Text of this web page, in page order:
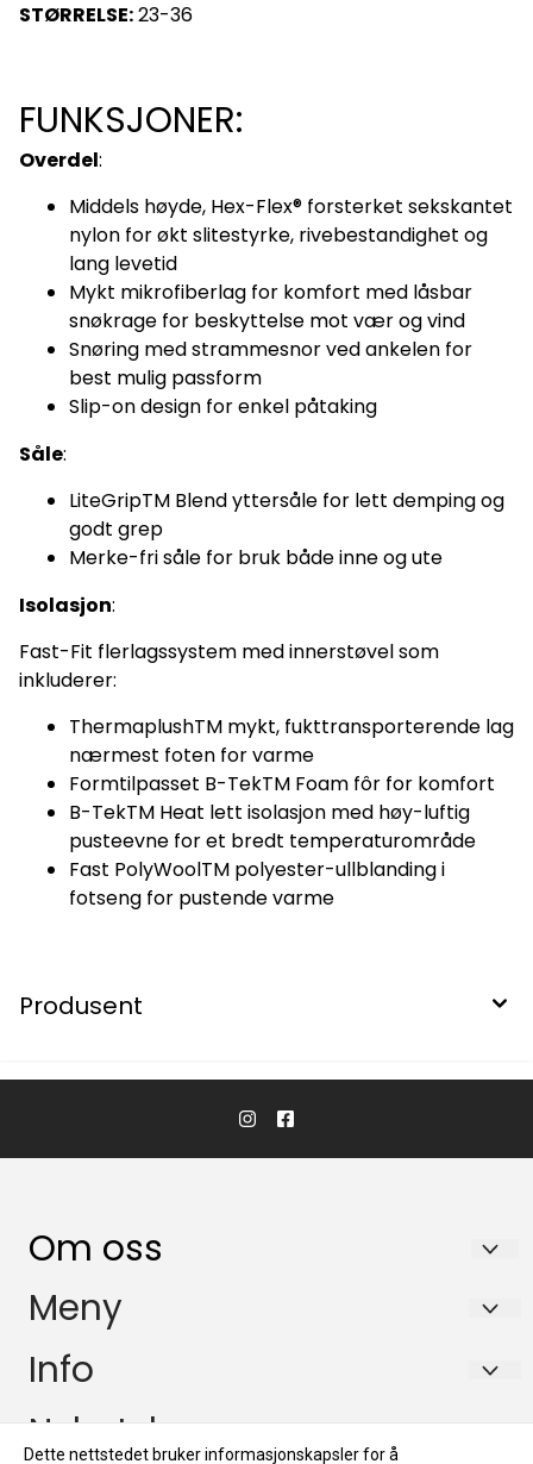
STØRRELSE:23-36
FUNKSJONER:
Overdel:
Middels høyde, Hex-Flex® forsterket sekskantet
nylon for økt slitestyrke, rivebestandighet og
lang levetid
Mykt mikrofiberlag for komfort med låsbar
snøkrage for beskyttelse mot vær og vind
Snøring med strammesnor ved ankelen for
best mulig passform
Slip-on design for enkel påtaking
Såle:
LiteGripTM Blend yttersåle for lett demping og
godt grep
Merke-fri såle for bruk både inne og ute
Isolasjon:
Fast-Fit flerlagssystem med innerstøvel som
inkluderer:
ThermaplushTM mykt, fukttransporterende lag
nærmest foten for varme
Formtilpasset B-TekTM Foam fôr for komfort
B-TekTM Heat lett isolasjon med høy-luftig
pusteevne for et bredt temperaturområde
Fast PolyWoolTM polyester-ullblanding i
fotseng for pustende varme
Produsent
Om oss
Biltrend Tromsø AS
Postboks 5037
9283 Tromsø
Org. nr. NO 947 782 959
Meny
Om oss
Info
Om oss
Nyhetsbrev
Dette nettstedet bruker informasjonskapsler for å